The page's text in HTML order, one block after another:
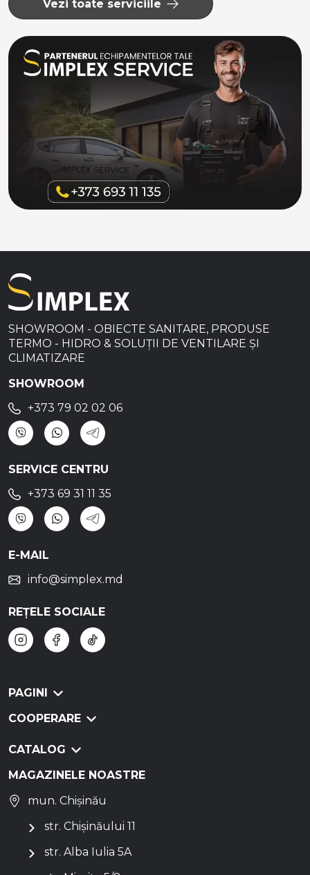
Vezi toate serviciile
SHOWROOM - OBIECTE SANITARE, PRODUSE
TERMO - HIDRO & SOLUȚII DE VENTILARE ȘI
CLIMATIZARE
SHOWROOM
+373 79 02 02 06
SERVICE CENTRU
+373 69 31 11 35
E-MAIL
info@simplex.md
REȚELE SOCIALE
PAGINI
COOPERARE
CATALOG
MAGAZINELE NOASTRE
mun. Chișinău
str. Chișinăului 11
str. Alba Iulia 5A